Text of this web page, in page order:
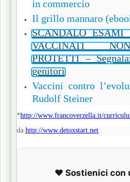
in commercio
Il grillo mannaro
SCANDALO
VACCINATI
PROTETTI –
genitori
Vaccini contro
Rudolf Steiner
*http://www.francoverzella.it/
da http://www.detoxstart.net
❤️ Sostienici con